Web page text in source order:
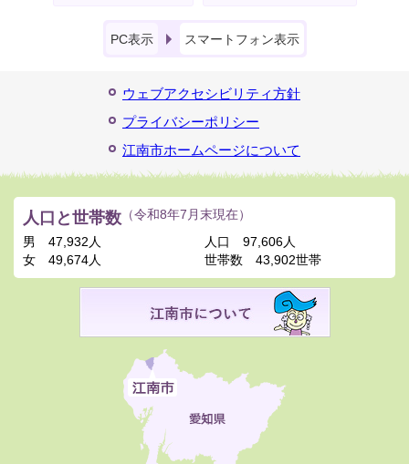
PC表示 スマートフォン表示
ウェブアクセシビリティ方針
プライバシーポリシー
江南市ホームページについて
人口と世帯数 （令和8年7月末現在）
男
47,932人
女
49,674人
人口
97,606人
世帯数
43,902世帯